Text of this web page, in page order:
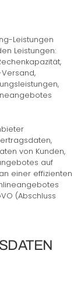
Leistungen
Leistungen:
von Kunden,
auf
einer effizienten
(Abschluss